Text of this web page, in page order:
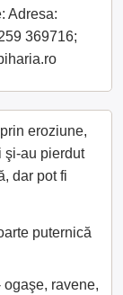
Adresa:
369716;
eroziune,
şi-au pierdut
dar pot fi
puternică
ravene,